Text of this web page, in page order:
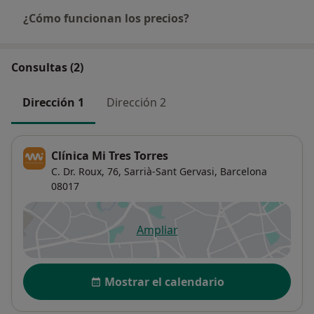
¿Cómo funcionan los precios?
Consultas (2)
Dirección 1 Dirección 2
Clínica Mi Tres Torres
C. Dr. Roux, 76, Sarrià-Sant Gervasi, Barcelona
08017
Ampliarse abre en una nueva
Disponibilidad
Mostrar el calendario